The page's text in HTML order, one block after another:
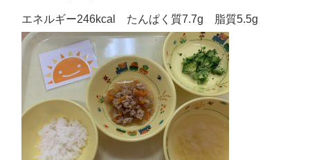
エネルギー246kcal たんぱく質7.7g 脂質5.5g